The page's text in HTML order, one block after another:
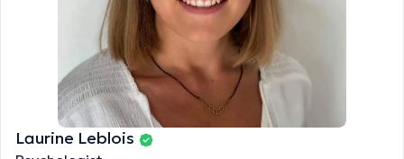
Laurine Leblois